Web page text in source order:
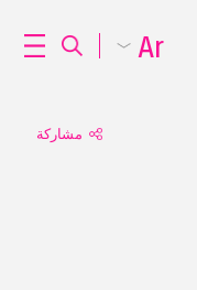
مشاركة
Ar